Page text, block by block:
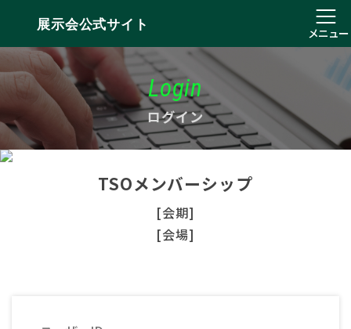
展示会公式サイト
メニュー
Login
ログイン
TSOメンバーシップ
[会期]
[会場]